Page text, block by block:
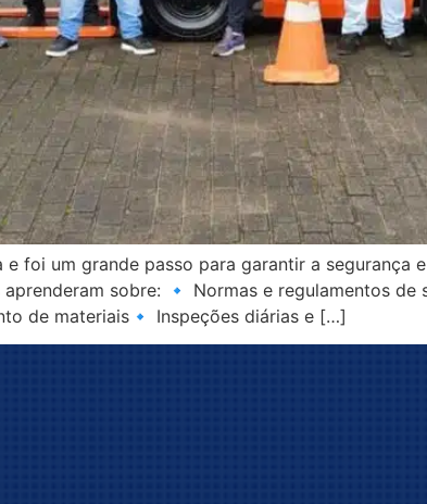
foi um grande passo para garantir a segurança
sobre: ​​🔹 Normas e regulamentos
de materiais🔹 Inspeções diárias e […]